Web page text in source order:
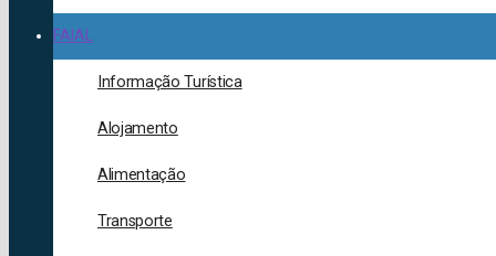
FAIAL
Informação Turística
Alojamento
Alimentação
Transporte